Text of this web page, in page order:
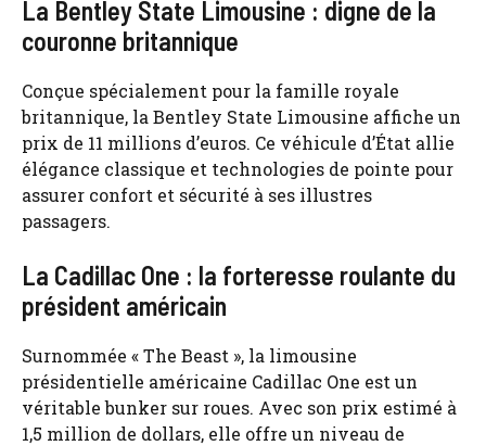
La Bentley State Limousine : digne de la
couronne britannique
Conçue spécialement pour la famille royale
britannique, la Bentley State Limousine affiche un
prix de 11 millions d’euros. Ce véhicule d’État allie
élégance classique et technologies de pointe pour
assurer confort et sécurité à ses illustres
passagers.
La Cadillac One : la forteresse roulante du
président américain
Surnommée « The Beast », la limousine
présidentielle américaine Cadillac One est un
véritable bunker sur roues. Avec son prix estimé à
1,5 million de dollars, elle offre un niveau de